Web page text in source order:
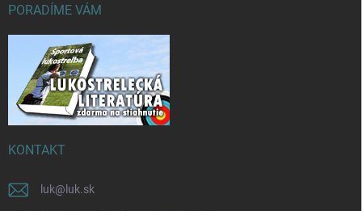
PORADÍME VÁM
KONTAKT
luk@ luk.sk